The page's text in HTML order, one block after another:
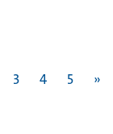
3 4 5 »